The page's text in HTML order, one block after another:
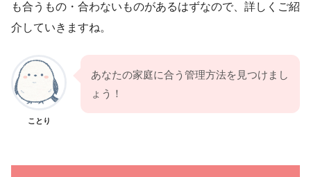
も合うもの・合わないものがあるはずなので、詳しくご紹
介していきますね。
ことり
あなたの家庭に合う管理方法を見つけまし
ょう！